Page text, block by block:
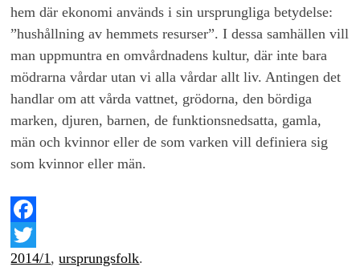
hem där ekonomi används i sin ursprungliga betydelse:
”hushållning av hemmets resurser”. I dessa samhällen vill
man uppmuntra en omvårdnadens kultur, där inte bara
mödrarna vårdar utan vi alla vårdar allt liv. Antingen det
handlar om att vårda vattnet, grödorna, den bördiga
marken, djuren, barnen, de funktionsnedsatta, gamla,
män och kvinnor eller de som varken vill definiera sig
som kvinnor eller män.
Facebook
Twitter
2014/1,ursprungsfolk.